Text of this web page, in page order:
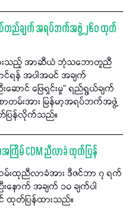
" ရပ်တည်ချက် အရပ်ဘက်အဖွဲ့ ၂၆၀ ထုတ်
ားသည့် အာဆီယံ ဘုံသဘောတူညီ
ရန် အပါအဝင် အချက်
းဆောင် ဖြေရှင်းမှု" ရည်ရွယ်ချက်
ာတမ်းအား မြန်မာ့အရပ်ဘက်အဖွဲ့
ပြန်လိုက်သည်။
ကြိမ် CDM ညီလာခံ ထုတ်ပြန်
မ်းထုညီလာခံအား ဒီဇင်ဘာ ၇ ရက်
ောက် အချက် ၁၀ ချက်ပါ
ထုတ်ပြန်ထားသည်။